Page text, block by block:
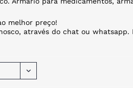
melhor preço!
através do chat ou